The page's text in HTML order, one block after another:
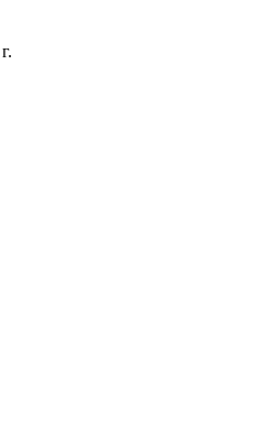
г.